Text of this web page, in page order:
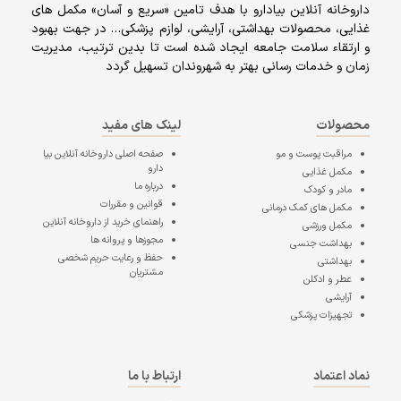
داروخانه آنلاين بيادارو با هدف تامين «سریع و آسان» مكمل هاى
غذايى، محصولات بهداشتى، آرايشى، لوازم پزشکی… در جهت بهبود
و ارتقاء سلامت جامعه ایجاد شده است تا بدین ترتیب، مدیریت
زمان و خدمات رسانی بهتر به شهروندان تسهیل گردد
محصولات
مراقبت پوست و مو
مکمل غذایی
مادر و کودک
مکمل های کمک درمانی
مکمل ورزشی
بهداشت جنسی
بهداشتی
عطر و ادکلن
آرایشی
تجهیزات پزشکی
لینک های مفید
صفحه اصلیداروخانه آنلاین بیا
دارو
درباره ما
قوانین و مقررات
راهنمای خرید از داروخانه آنلاین
مجوزها و پروانه ها
حفظ و رعایت حریم شخصی
مشتریان
نماد اعتماد
ارتباط با ما